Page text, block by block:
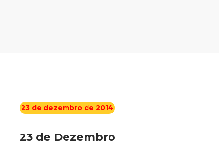
23 de dezembro de 2014
23 de Dezembro